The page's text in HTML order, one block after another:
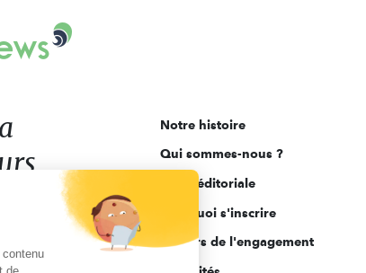
Notre histoire
Qui sommes-nous ?
Ligne éditoriale
Pourquoi s'inscrire
Acteurs de l'engagement
de